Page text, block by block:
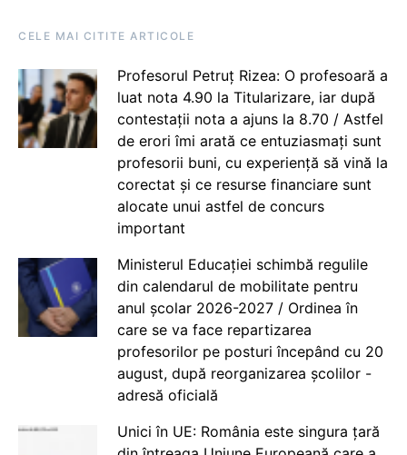
CELE MAI CITITE ARTICOLE
Profesorul Petruț Rizea: O profesoară a
luat nota 4.90 la Titularizare, iar după
contestații nota a ajuns la 8.70 / Astfel
de erori îmi arată ce entuziasmați sunt
profesorii buni, cu experiență să vină la
corectat și ce resurse financiare sunt
alocate unui astfel de concurs
important
Ministerul Educației schimbă regulile
din calendarul de mobilitate pentru
anul școlar 2026-2027 / Ordinea în
care se va face repartizarea
profesorilor pe posturi începând cu 20
august, după reorganizarea școlilor -
adresă oficială
Unici în UE: România este singura țară